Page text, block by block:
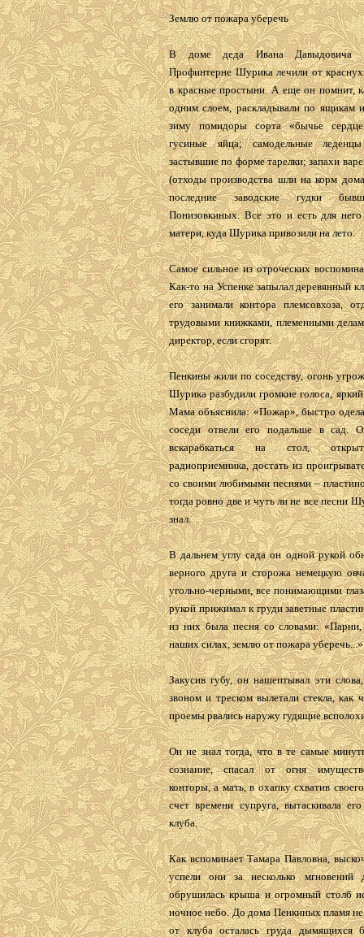
Землю от пожара уберечь
В доме деда Ивана Давыдовича
Профинтерне Шурика лечили от
в красные простыни. А еще он помнит,
одним слоем, раскладывали по ящикам
зиму помидоры сорта «бычье
гусиные яйца; самодельные
застывшие по форме тарелки; запахи
(отходы производства шли на корм
последние заводские гудки
Понизовкиных. Все это и есть для
матери, куда Шурика привозили на лето.
Самое сильное из отроческих
Как-то на Успенке запылал деревянный
его занимали контора племсовхоза,
трудовыми книжками, племенными
директор, если сгорят.
Пенкины жили по соседству, огонь
Шурика разбудили громкие голоса,
Мама объяснила: «Пожар», быстро
соседи отвели его подальше в сад.
вскарабкаться на стол,
радиоприемника, достать из
со своими любимыми песнями –
тогда ровно две и чуть ли не все песни
знал.
В дальнем углу сада он одной рукой
верного друга и сторожа немецкую
угольно-черными, все понимающими
рукой прижимал к груди заветные
из них была песня со словами:
наших силах, землю от пожара уберечь...»
Закусив губу, он нашептывал эти
звоном и треском вылетали стекла, как
проемы рвались наружу гудящие
Он не знал тогда, что в те самые
сознание, спасал от огня
конторы, а мать, в охапку схватив
счет времени супруга, вытаскивала
клуба.
Как вспоминает Тамара Павловна,
успели они за несколько мгновений
обрушилась крыша и огромный столб
ночное небо. До дома Пенкиных пламя
от клуба осталась груда дымящихся